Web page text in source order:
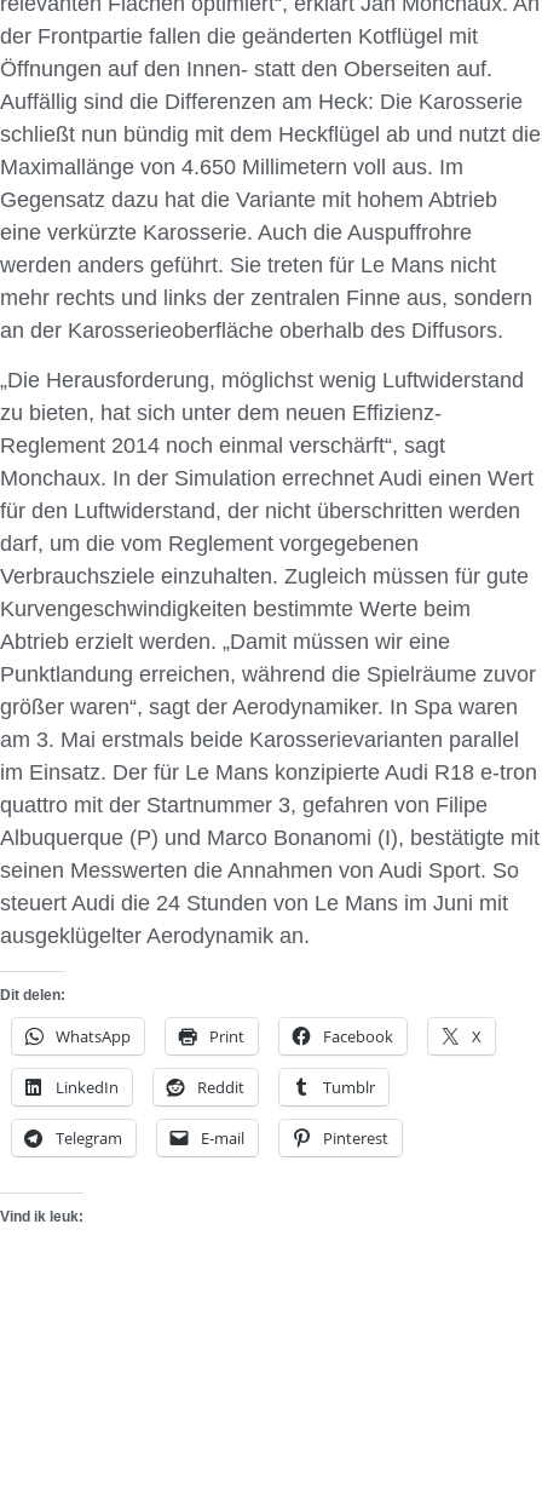
der Frontpartie fallen die geänderten Kotflügel mit
Öffnungen auf den Innen- statt den Oberseiten auf.
Auffällig sind die Differenzen am Heck: Die Karosserie
schließt nun bündig mit dem Heckflügel ab und nutzt die
Maximallänge von 4.650 Millimetern voll aus. Im
Gegensatz dazu hat die Variante mit hohem Abtrieb
eine verkürzte Karosserie. Auch die Auspuffrohre
werden anders geführt. Sie treten für Le Mans nicht
mehr rechts und links der zentralen Finne aus, sondern
an der Karosserieoberfläche oberhalb des Diffusors.
„Die Herausforderung, möglichst wenig Luftwiderstand
zu bieten, hat sich unter dem neuen Effizienz-
Reglement 2014 noch einmal verschärft“, sagt
Monchaux. In der Simulation errechnet Audi einen Wert
für den Luftwiderstand, der nicht überschritten werden
darf, um die vom Reglement vorgegebenen
Verbrauchsziele einzuhalten. Zugleich müssen für gute
Kurvengeschwindigkeiten bestimmte Werte beim
Abtrieb erzielt werden. „Damit müssen wir eine
Punktlandung erreichen, während die Spielräume zuvor
größer waren“, sagt der Aerodynamiker. In Spa waren
am 3. Mai erstmals beide Karosserievarianten parallel
im Einsatz. Der für Le Mans konzipierte Audi R18 e-tron
quattro mit der Startnummer 3, gefahren von Filipe
Albuquerque (P) und Marco Bonanomi (I), bestätigte mit
seinen Messwerten die Annahmen von Audi Sport. So
steuert Audi die 24 Stunden von Le Mans im Juni mit
ausgeklügelter Aerodynamik an.
Dit delen:
WhatsApp Print Facebook X
LinkedIn Reddit Tumblr
Telegram E-mail Pinterest
Vind ik leuk: